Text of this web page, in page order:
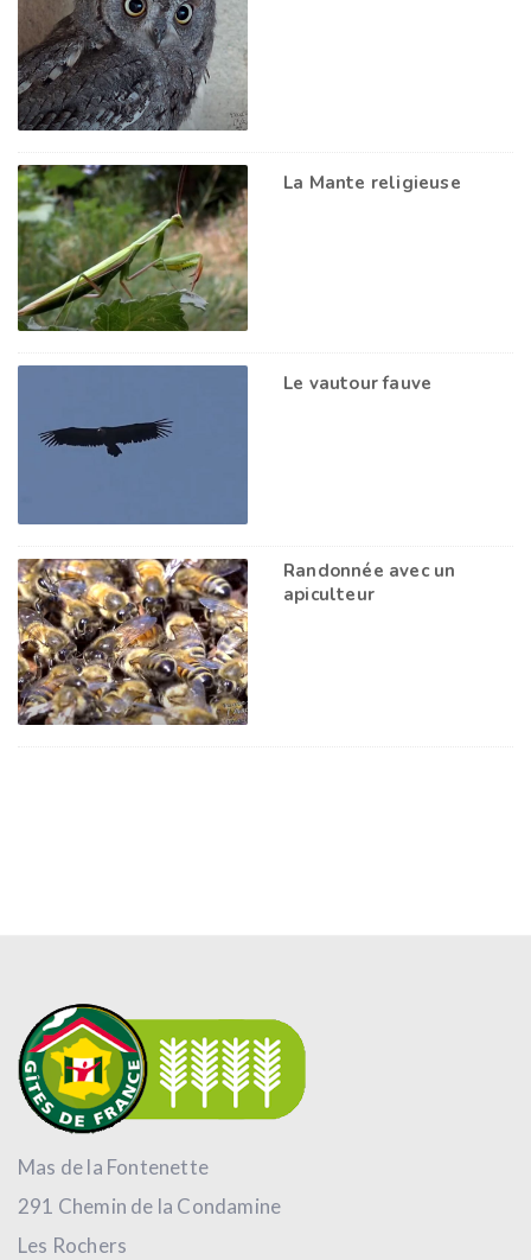
La Mante religieuse
Le vautour fauve
Randonnée avec un
apiculteur
Mas de la Fontenette
291 Chemin de la Condamine
Les Rochers